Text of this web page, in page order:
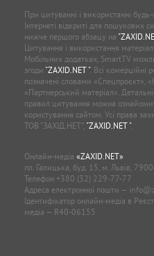
При цитуванні і використанні
Інтернеті відкриті для пошукових
нижче першого абзацу на
Цитування і використання
Мобільних додатках, SmartTV
згоди "ZAXID.NET ". Всі комерційні
позначені словами «Спецпроєкт»,
«Партнерський матеріал».
правил цитування можна
користування сайтом. Усі права
ТОВ “ЗАХІД.НЕТ”, "ZAXID.NET ".
Онлайн-медіа «ZAXID.NET»
пл. Галицька, буд. 15, м. Львів,
Телефон +380 (32) 229-77-77
Адреса електронної пошти —
Ідентифікатор онлайн-медіа в
медіа — R40-06155